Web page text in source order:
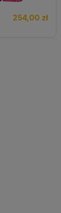
254,00 zł